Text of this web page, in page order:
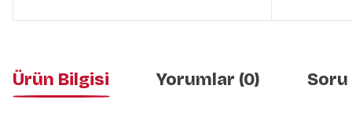
Ürün Bilgisi Yorumlar (0) Soru